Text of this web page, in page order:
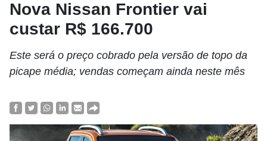
Nova Nissan Frontier vai
custar R$ 166.700
Este será o preço cobrado pela versão de topo da
picape média; vendas começam ainda neste mês